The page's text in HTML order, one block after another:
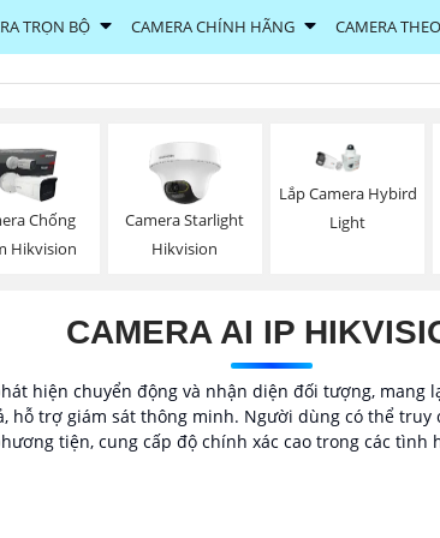
TRỌN BỘ CAMERA CHÍNH HÃNG CAMERA
Chống
Hikvision
Camera Starlight
Hikvision
Lắp Camera Hybird
Light
CAMERA AI IP
hiện chuyển động và nhận diện đối tượng,
hỗ trợ giám sát thông minh. Người dùng có thể
tiện, cung cấp độ chính xác cao trong các tình